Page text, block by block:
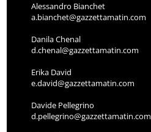
Alessandro Bianchet
a.bianchet@gazzettamatin.com
Danila Chenal
d.chenal@gazzettamatin.com
Erika David
e.david@gazzettamatin.com
Davide Pellegrino
d.pellegrino@gazzettamatin.com